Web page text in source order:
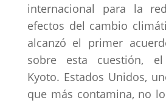
internacional para la
efectos del cambio
alcanzó el primer
sobre esta cuestión,
Kyoto. Estados Unidos,
que más contamina, no